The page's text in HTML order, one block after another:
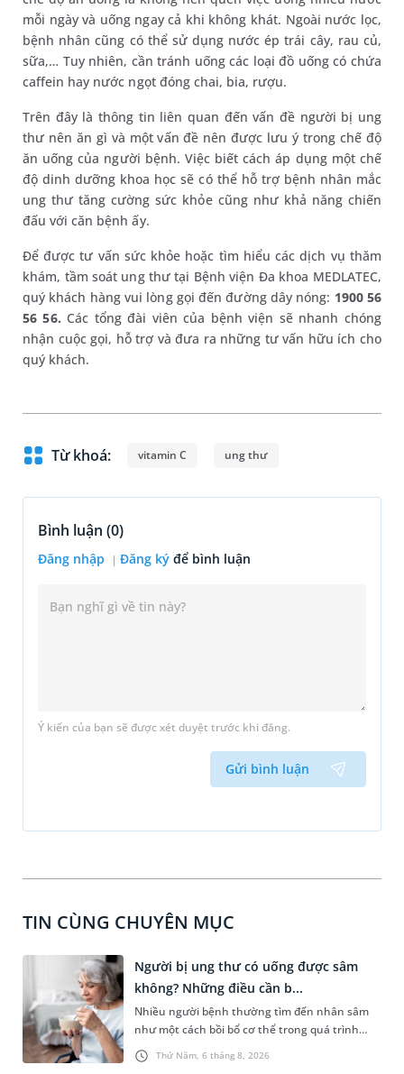
mỗi ngày và uống ngay cả khi không khát. Ngoài nước lọc,
bệnh nhân cũng có thể sử dụng nước ép trái cây, rau củ,
sữa,… Tuy nhiên, cần tránh uống các loại đồ uống có chứa
caffein hay nước ngọt đóng chai, bia, rượu.
Trên đây là thông tin liên quan đến vấn đề người bị ung
thư nên ăn gì và một vấn đề nên được lưu ý trong chế độ
ăn uống của người bệnh. Việc biết cách áp dụng một chế
độ dinh dưỡng khoa học sẽ có thể hỗ trợ bệnh nhân mắc
ung thư tăng cường sức khỏe cũng như khả năng chiến
đấu với căn bệnh ấy.
Để được tư vấn sức khỏe hoặc tìm hiểu các dịch vụ thăm
khám, tầm soát ung thư tại Bệnh viện Đa khoa MEDLATEC,
quý khách hàng vui lòng gọi đến đường dây nóng: 1900 56
56 56. Các tổng đài viên của bệnh viện sẽ nhanh chóng
nhận cuộc gọi, hỗ trợ và đưa ra những tư vấn hữu ích cho
quý khách.
Từ khoá: vitamin C ung thư
Bình luận (0)
Đăng nhập Đăng ký để bình luận
Ý kiến của bạn sẽ được xét duyệt trước khi đăng.
Gửi bình luận
TIN CÙNG CHUYÊN MỤC
Thứ Năm, 6 tháng 8, 2026
Người bị ung thư có uống được sâm
không? Những điều cần b...
Nhiều người bệnh thường tìm đến nhân sâm
như một cách bồi bổ cơ thể trong quá trình
điều trị ung thư. Tuy nhiên, câu hỏi người bị
ung thư có uống được sâm không vẫn khiến